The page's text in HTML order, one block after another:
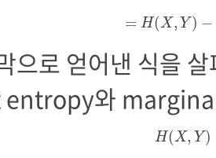
= H(X, Y) −
으로 얻어낸 식을
와
H(X, Y)
H (X,